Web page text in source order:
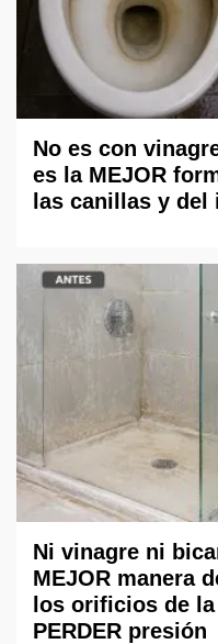
No es con
es la MEJOR
las canillas y del
Ni vinagre ni
MEJOR manera
los orificios de
PERDER presión